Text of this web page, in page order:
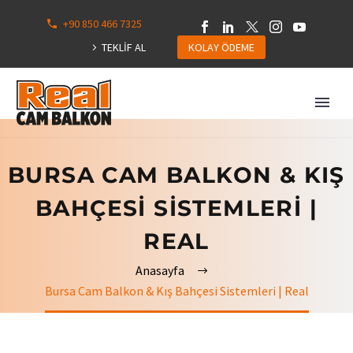
+90 850 466 7325
TEKLİF AL
KOLAY ÖDEME
BURSA CAM BALKON & KIŞ
BAHÇESI SISTEMLERI |
REAL
Anasayfa
Bursa Cam Balkon & Kış Bahçesi Sistemleri | Real
113
Hepsini
Göster